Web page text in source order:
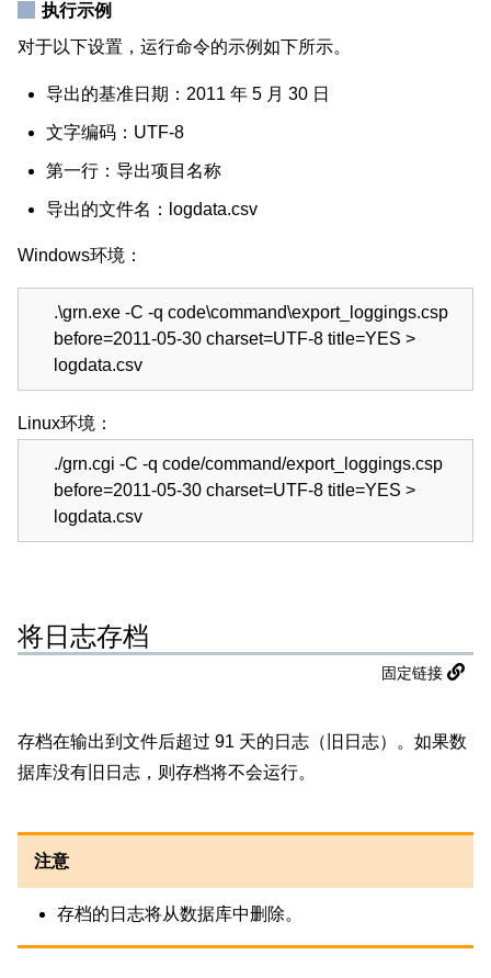
执行示例
对于以下设置，运行命令的示例如下所示。
导出的基准日期：2011 年 5 月 30 日
文字编码：UTF-8
第一行：导出项目名称
导出的文件名：logdata.csv
Windows环境：
.\grn.exe -C -q code\command\export_loggings.csp
before=2011-05-30 charset=UTF-8 title=YES >
logdata.csv
Linux环境：
./grn.cgi -C -q code/command/export_loggings.csp
before=2011-05-30 charset=UTF-8 title=YES >
logdata.csv
将日志存档
固定链接
存档在输出到文件后超过 91 天的日志（旧日志）。如果数
据库没有旧日志，则存档将不会运行。
注意
存档的日志将从数据库中删除。